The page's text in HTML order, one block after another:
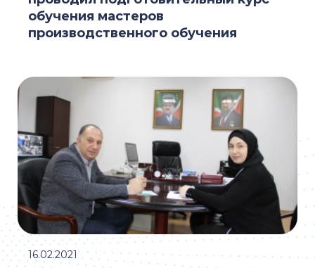
обучения мастеров
производственного обучения
16.02.2021